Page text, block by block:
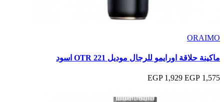
ORAIMO
ماكينة حلاقة اورايمو للرجال موديل OTR 221 اسود
1,575 EGP
1,929 EGP